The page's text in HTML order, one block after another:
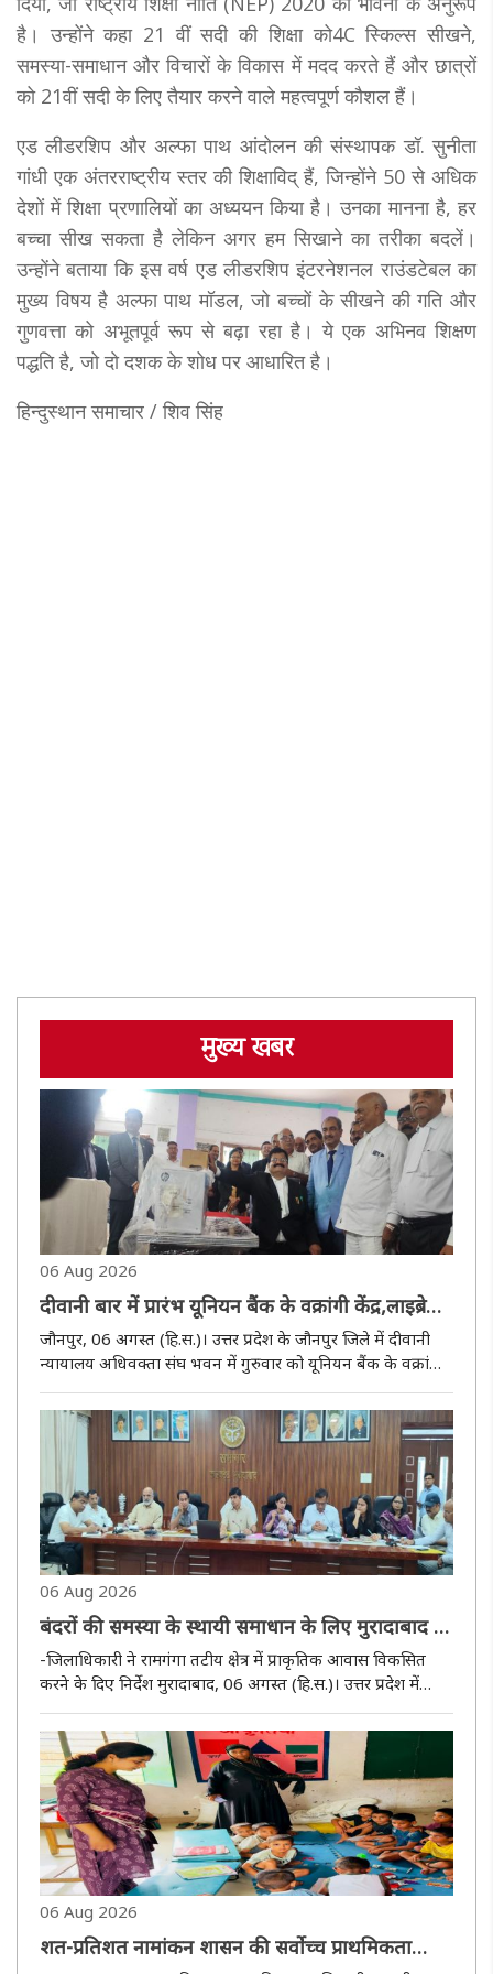
है। उन्होंने कहा 21 वीं सदी की शिक्षा को4C स्किल्स सीखने,
समस्या-समाधान और विचारों के विकास में मदद करते हैं और छात्रों
को 21वीं सदी के लिए तैयार करने वाले महत्वपूर्ण कौशल हैं।
एड लीडरशिप और अल्फा पाथ आंदोलन की संस्थापक डॉ. सुनीता
गांधी एक अंतरराष्ट्रीय स्तर की शिक्षाविद् हैं, जिन्होंने 50 से अधिक
देशों में शिक्षा प्रणालियों का अध्ययन किया है। उनका मानना है, हर
बच्चा सीख सकता है लेकिन अगर हम सिखाने का तरीका बदलें।
उन्हाेंने बताया कि इस वर्ष एड लीडरशिप इंटरनेशनल राउंडटेबल का
मुख्य विषय है अल्फा पाथ मॉडल, जो बच्चों के सीखने की गति और
गुणवत्ता को अभूतपूर्व रूप से बढ़ा रहा है। ये एक अभिनव शिक्षण
पद्धति है, जो दाे दशक के शोध पर आधारित है।
हिन्दुस्थान समाचार / शिव सिंह
मुख्य खबर
06 Aug 2026
दीवानी बार में प्रारंभ यूनियन बैंक के वक्रांगी केंद्र,लाइब्रेरी
का जिला जज ने किया उद्घाटन
जौनपुर, 06 अगस्त (हि.स.)। उत्तर प्रदेश के जौनपुर जिले में दीवानी
न्यायालय अधिवक्ता संघ भवन में गुरुवार को यूनियन बैंक के वक्रांगी
केंद्र का उद्घाटन जिला जज सुशील कुमार शशि द्वारा किया गया। इसके
अलावा संघ भवन में नवनिर्मित हाल एवं सिविल लाइब्रेरी ..
06 Aug 2026
बंदरों की समस्या के स्थायी समाधान के लिए मुरादाबाद में
बनेगी जिला स्तरीय टास्क फोर्स
-जिलाधिकारी ने रामगंगा तटीय क्षेत्र में प्राकृतिक आवास विकसित
करने के दिए निर्देश मुरादाबाद, 06 अगस्त (हि.स.)। उत्तर प्रदेश में
मुरादाबाद जिले के जिलाधिकारी डॉ. राजेन्द्र पैंसिया की अध्यक्षता में
गुरुवार को कलेक्ट्रेट सभागार में जनपद में बंदरों ..
06 Aug 2026
शत-प्रतिशत नामांकन शासन की सर्वोच्च प्राथमिकता